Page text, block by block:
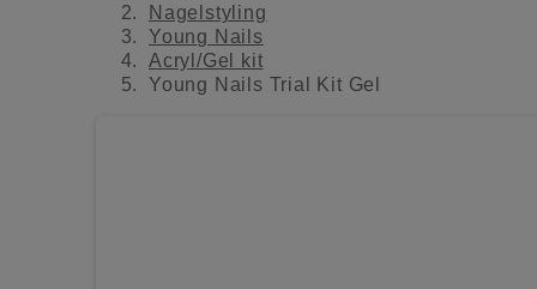
Nagelstyling
Young Nails
Acryl/Gel kit
Young Nails Trial Kit Gel